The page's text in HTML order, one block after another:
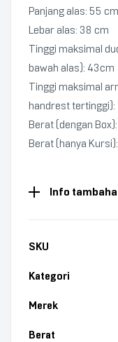
Panjang alas: 55 cm
Lebar alas: 38 cm
Tinggi maksimal
bawah alas): 43cm
Tinggi maksimal
handrest
Berat (dengan
Berat (hanya
Info
SKU
Kategori
Merek
Berat